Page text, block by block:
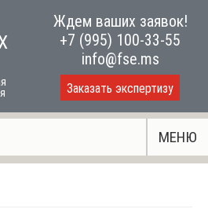
Ждем ваших заявок!
+7 (995) 100-33-55
info@fse.ms
Заказать экспертизу
МЕНЮ